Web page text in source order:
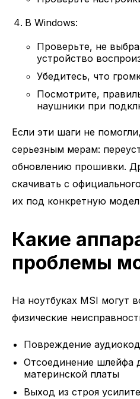
В Windows:
Проверьте, не
устройство
Убедитесь, что
Посмотрите,
наушники при
Если эти шаги не
серьезным мерам:
обновлению прошивки.
скачивать с
их под конкретную
Какие
проблемы
На ноутбуках MSI могут
физические
Повреждение
Отсоединение шлейфа
материнской платы
Выход из строя